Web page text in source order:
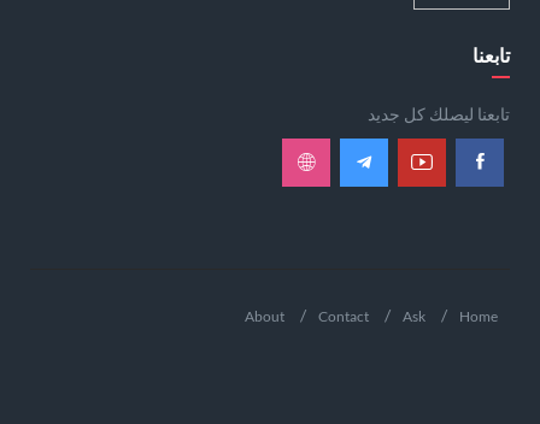
تابعنا
تابعنا ليصلك كل جديد
Home
Ask
Contact
About